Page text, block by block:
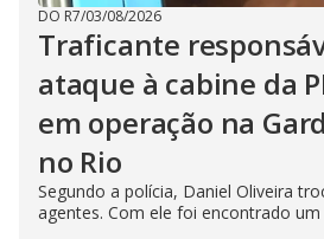
DO R7/03/08/2026
Traficante
ataque à cabine da
em operação na
no Rio
Segundo a polícia, Daniel Oliveira
agentes. Com ele foi encontrado um